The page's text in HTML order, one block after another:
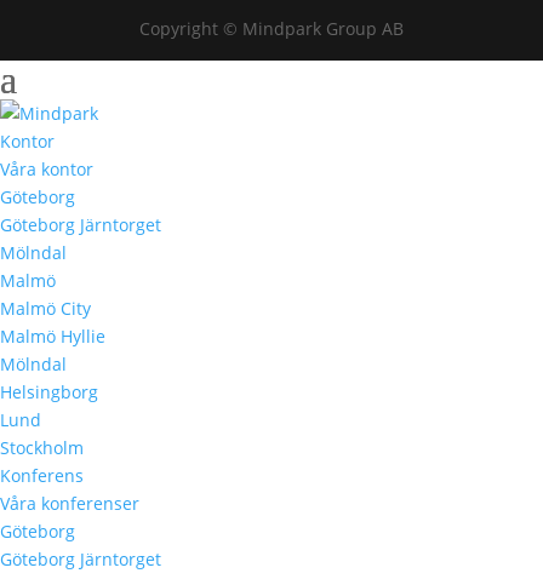
Copyright © Mindpark Group AB
Kontor
Våra kontor
Göteborg
Göteborg Järntorget
Mölndal
Malmö
Malmö City
Malmö Hyllie
Mölndal
Helsingborg
Lund
Stockholm
Konferens
Våra konferenser
Göteborg
Göteborg Järntorget